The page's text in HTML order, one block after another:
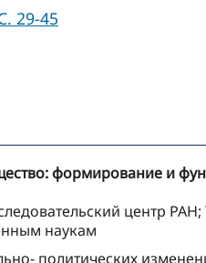
29-45
формирование и
центр
наукам
политических